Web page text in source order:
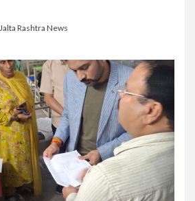
Jalta Rashtra News